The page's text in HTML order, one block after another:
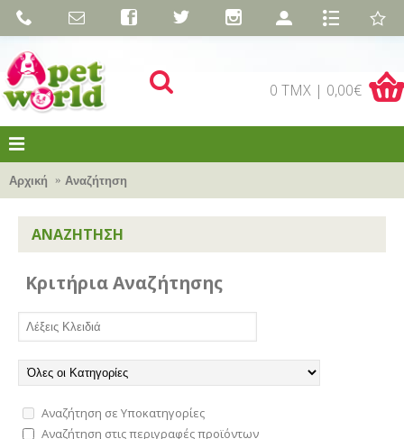
0 TMX | 0,00€
Αρχική Αναζήτηση
ΑΝΑΖΉΤΗΣΗ
Κριτήρια Αναζήτησης
Αναζήτηση σε Υποκατηγορίες
Αναζήτηση στις περιγραφές προϊόντων